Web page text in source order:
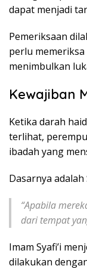
dapat menjadi
Pemeriksaan
perlu
menimbulkan
Kewajiban
Ketika darah
terlihat,
ibadah yang
Dasarnya
“Apabila
dari tempat
Imam Syafi’i
dilakukan